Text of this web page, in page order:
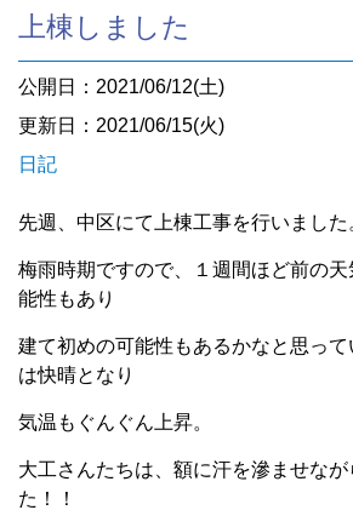
上棟しました
公開日：2021/06/12(土)
更新日：2021/06/15(火)
日記
先週、中区にて上棟工事を行いました
梅雨時期ですので、１週間ほど前の
能性もあり
建て初めの可能性もあるかなと思って
は快晴となり
気温もぐんぐん上昇。
大工さんたちは、額に汗を滲ませな
た！！